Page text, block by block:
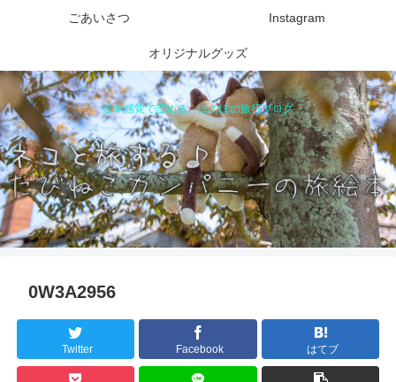
絵本感覚で読める、ほのぼの旅行ブログ
ごあいさつ Instagram
オリジナルグッズ
0W3A2956
Twitter Facebook はてブ